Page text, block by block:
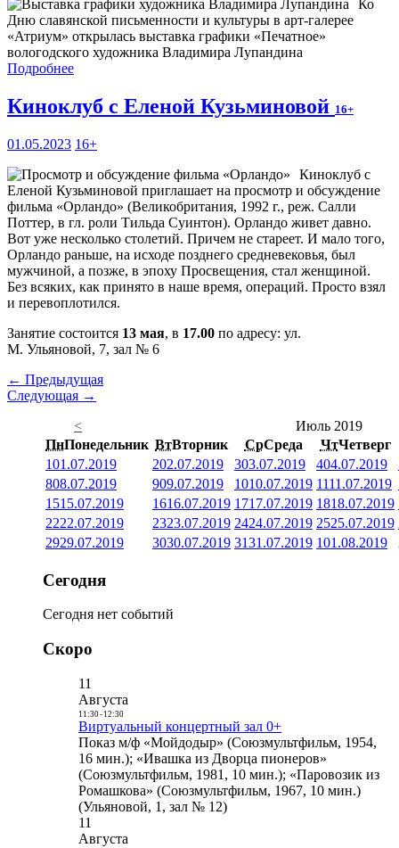
Ко
Дню славянской письменности и культуры в арт-галерее
«Атриум» открылась выставка графики «Печатное»
вологодского художника Владимира Лупандина
Подробнее
Киноклуб с Еленой Кузьминовой 16+
01.05.2023 16+
Киноклуб с
Еленой Кузьминовой приглашает на просмотр и обсуждение
фильма «Орландо» (Великобритания, 1992 г., реж. Салли
Поттер, в гл. роли Тильда Суинтон). Орландо живет давно.
Вот уже несколько столетий. Причем не стареет. И мало того,
Орландо раньше, на исходе позднего средневековья, был
мужчиной, а позже, в эпоху Просвещения, стал женщиной.
Без всяких, как принято в наше время, операций. Просто взял
и перевоплотился.
Занятие состоится 13 мая, в 17.00 по адресу: ул.
М. Ульяновой, 7, зал № 6
← Предыдущая
Следующая →
<
Июль 2019
ПнПонедельник ВтВторник СрСреда ЧтЧетверг
101.07.2019 202.07.2019 303.07.2019 404.07.2019
808.07.2019 909.07.2019 1010.07.2019 1111.07.2019
1515.07.2019 1616.07.2019 1717.07.2019 1818.07.2019
2222.07.2019 2323.07.2019 2424.07.2019 2525.07.2019
2929.07.2019 3030.07.2019 3131.07.2019 101.08.2019
Сегодня
Сегодня нет событий
Скоро
11
Августа
11:30- 12:30
Виртуальный концертный зал 0+
Показ м/ф «Мойдодыр» (Союзмультфильм, 1954,
16 мин.); «Ивашка из Дворца пионеров»
(Союзмультфильм, 1981, 10 мин.); «Паровозик из
Ромашкова» (Союзмультфильм, 1967, 10 мин.)
(Ульяновой, 1, зал № 12)
11
Августа